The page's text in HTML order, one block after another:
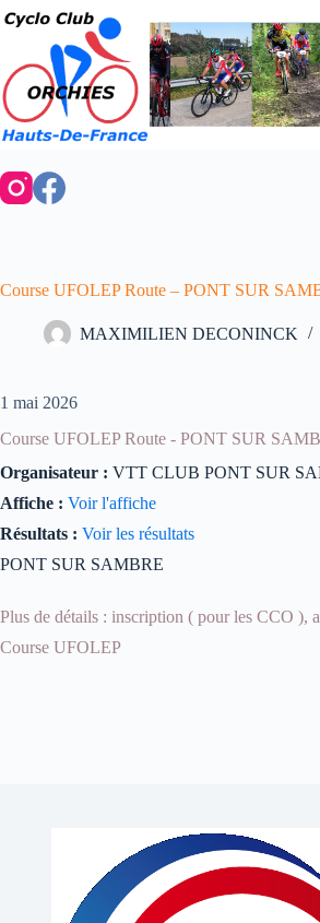
Passer
au
contenu
Course UFOLEP Route – PONT SUR
MAXIMILIEN DECONINCK
1 mai 2026
Course UFOLEP Route - PONT SUR
Organisateur : VTT CLUB PONT SUR
Affiche : Voir l'affiche
Résultats : Voir les résultats
PONT SUR SAMBRE
Plus de détails : inscription ( pour les CCO ),
Course UFOLEP